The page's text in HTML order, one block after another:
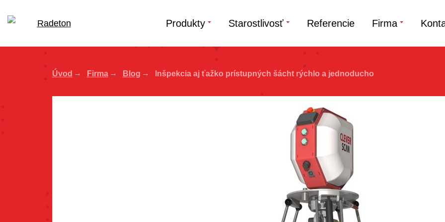
Produkty Starostlivosť Referencie Firma
Úvod Firma Blog Inšpekcia aj ťažko prístupných šácht rýchlo a jednoducho